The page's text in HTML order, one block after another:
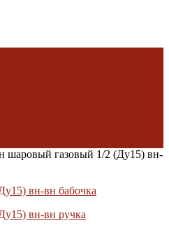
шаровый газовый 1/2 (Ду15) вн-
вн-вн бабочка
вн-вн ручка